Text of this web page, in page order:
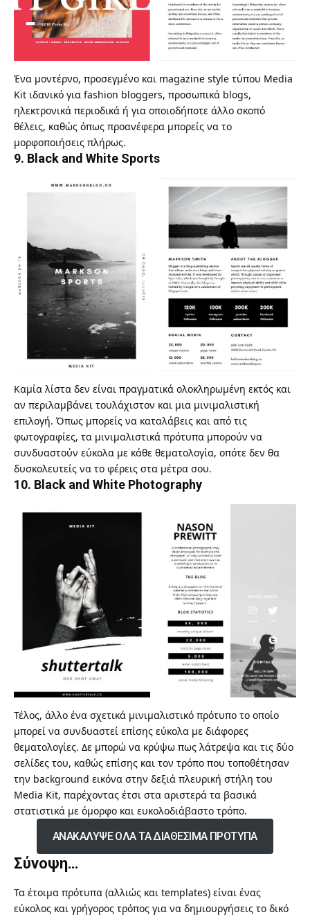
Ένα μοντέρνο, προσεγμένο και magazine style τύπου Media
Kit ιδανικό για fashion bloggers, προσωπικά blogs,
ηλεκτρονικά περιοδικά ή για οποιοδήποτε άλλο σκοπό
θέλεις, καθώς όπως προανέφερα μπορείς να το
μορφοποιήσεις πλήρως.
9. Black and White Sports
Καμία λίστα δεν είναι πραγματικά ολοκληρωμένη εκτός και
αν περιλαμβάνει τουλάχιστον και μια μινιμαλιστική
επιλογή. Όπως μπορείς να καταλάβεις και από τις
φωτογραφίες, τα μινιμαλιστικά πρότυπα μπορούν να
συνδυαστούν εύκολα με κάθε θεματολογία, οπότε δεν θα
δυσκολευτείς να το φέρεις στα μέτρα σου.
10. Black and White Photography
Τέλος, άλλο ένα σχετικά μινιμαλιστικό πρότυπο το οποίο
μπορεί να συνδυαστεί επίσης εύκολα με διάφορες
θεματολογίες. Δε μπορώ να κρύψω πως λάτρεψα και τις δύο
σελίδες του, καθώς επίσης και τον τρόπο που τοποθέτησαν
την background εικόνα στην δεξιά πλευρική στήλη του
Media Kit, παρέχοντας έτσι στα αριστερά τα βασικά
στατιστικά με όμορφο και ευκολοδιάβαστο τρόπο.
ΑΝΑΚΑΛΥΨΕ ΟΛΑ ΤΑ ΔΙΑΘΕΣΙΜΑ ΠΡΟΤΥΠΑ
Σύνοψη…
Τα έτοιμα πρότυπα (αλλιώς και templates) είναι ένας
εύκολος και γρήγορος τρόπος για να δημιουργήσεις το δικό